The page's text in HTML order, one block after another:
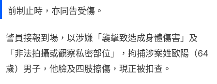
前制止時，亦同告受傷。
警員接報到場，以涉嫌「襲擊致造成身體傷害」及
「非法拍攝或觀察私密部位」，拘捕涉案姓歐陽（64
歲）男子，他臉及四肢擦傷，現正被扣查。